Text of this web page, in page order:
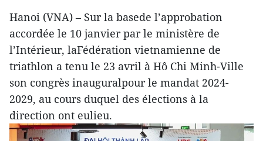
Hanoi (VNA) – Sur la basede l’approbation
accordée le 10 janvier par le ministère de
l’Intérieur, laFédération vietnamienne de
triathlon a tenu le 23 avril à Hô Chi Minh-Ville
son congrès inauguralpour le mandat 2024-
2029, au cours duquel des élections à la
direction ont eulieu.